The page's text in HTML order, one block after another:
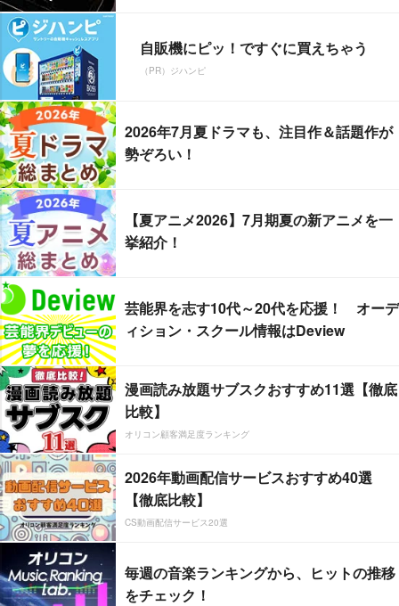
自販機にピッ！ですぐに買えちゃう
（PR）ジハンピ
2026年7月夏ドラマも、注目作＆話題作が
勢ぞろい！
【夏アニメ2026】7月期夏の新アニメを一
挙紹介！
芸能界を志す10代～20代を応援！ オーデ
ィション・スクール情報はDeview
漫画読み放題サブスクおすすめ11選【徹底
比較】
オリコン顧客満足度ランキング
2026年動画配信サービスおすすめ40選
【徹底比較】
CS動画配信サービス20選
毎週の音楽ランキングから、ヒットの推移
をチェック！